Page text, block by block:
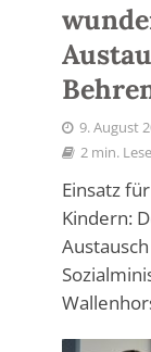
9. August
2 min.
Einsatz
Kindern: